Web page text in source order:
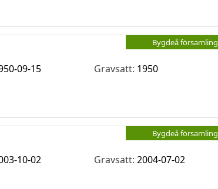
Bygdeå församling
09-15 Gravsatt: 1950
Bygdeå församling
10-02 Gravsatt:2004-07-02